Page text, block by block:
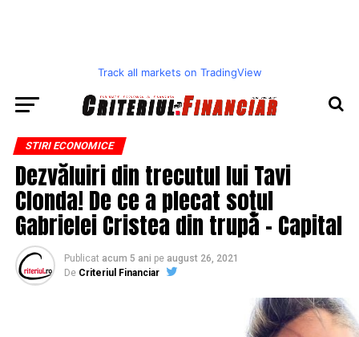
Track all markets on TradingView
STIRI ECONOMICE
Dezvăluiri din trecutul lui Tavi
Clonda! De ce a plecat soțul
Gabrielei Cristea din trupă – Capital
Publicat acum 5 ani pe august 26, 2021
De Criteriul Financiar